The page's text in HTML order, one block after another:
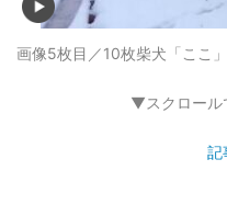
画像5枚目／10枚柴犬「ここ
▼スクロール
記